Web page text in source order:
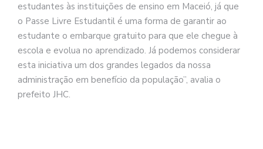
estudantes às instituições de ensino em Maceió, já que
o Passe Livre Estudantil é uma forma de garantir ao
estudante o embarque gratuito para que ele chegue à
escola e evolua no aprendizado. Já podemos considerar
esta iniciativa um dos grandes legados da nossa
administração em benefício da população”, avalia o
prefeito JHC.